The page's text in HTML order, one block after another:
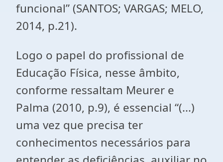
funcional” (SANTOS; VARGAS; MELO,
2014, p.21).
Logo o papel do profissional de
Educação Física, nesse âmbito,
conforme ressaltam Meurer e
Palma (2010, p.9), é essencial “(...)
uma vez que precisa ter
conhecimentos necessários para